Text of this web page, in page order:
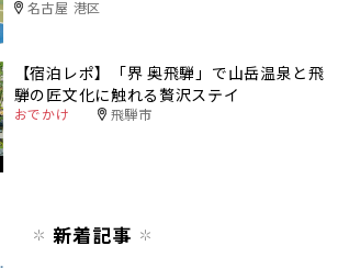
名古屋 港区
【宿泊レポ】「界 奥飛騨」で山岳温泉と飛
騨の匠文化に触れる贅沢ステイ
おでかけ 飛騨市
新着記事